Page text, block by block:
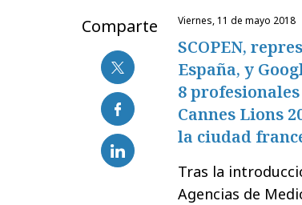
Comparte viernes, 11 de mayo 2018
SCOPEN,
España, y
8
Cannes Lions
la ciudad
Tras la
Agencias de